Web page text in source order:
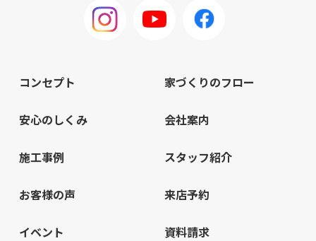
コンセプト
安心のしくみ
施工事例
お客様の声
イベント
家づくりのフロー
会社案内
スタッフ紹介
来店予約
資料請求